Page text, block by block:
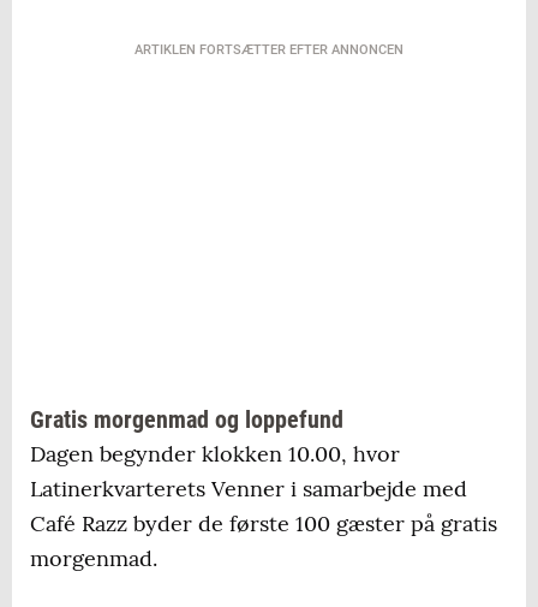
ARTIKLEN FORTSÆTTER EFTER ANNONCEN
Gratis morgenmad og loppefund
Dagen begynder klokken 10.00, hvor
Latinerkvarterets Venner i samarbejde med
Café Razz byder de første 100 gæster på gratis
morgenmad.